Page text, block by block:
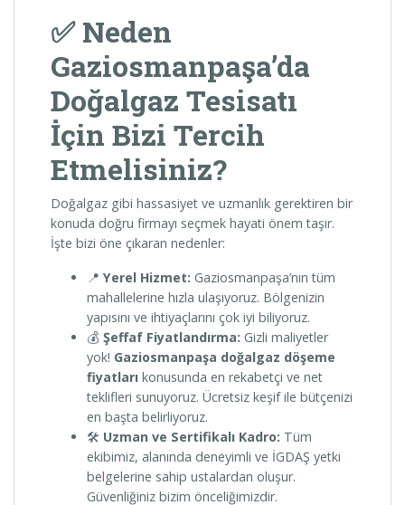
✅ Neden
Gaziosmanpaşa’da
Doğalgaz Tesisatı
İçin Bizi Tercih
Etmelisiniz?
Doğalgaz gibi hassasiyet ve uzmanlık gerektiren bir
konuda doğru firmayı seçmek hayati önem taşır.
İşte bizi öne çıkaran nedenler:
📍 Yerel Hizmet: Gaziosmanpaşa’nın tüm
mahallelerine hızla ulaşıyoruz. Bölgenizin
yapısını ve ihtiyaçlarını çok iyi biliyoruz.
💰 Şeffaf Fiyatlandırma: Gizli maliyetler
yok! Gaziosmanpaşa doğalgaz döşeme
fiyatları konusunda en rekabetçi ve net
teklifleri sunuyoruz. Ücretsiz keşif ile bütçenizi
en başta belirliyoruz.
🛠️ Uzman ve Sertifikalı Kadro: Tüm
ekibimiz, alanında deneyimli ve İGDAŞ yetki
belgelerine sahip ustalardan oluşur.
Güvenliğiniz bizim önceliğimizdir.